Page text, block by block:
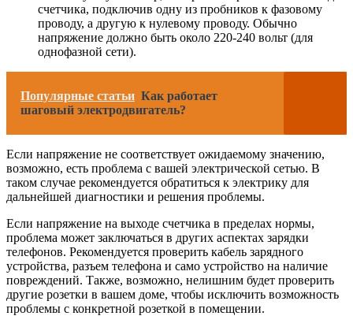
счетчика, подключив одну из пробников к фазовому
проводу, а другую к нулевому проводу. Обычно
напряжение должно быть около 220-240 вольт (для
однофазной сети).
Популярные статьи Как работает
шаговый электродвигатель?
Если напряжение не соответствует ожидаемому значению,
возможно, есть проблема с вашей электрической сетью. В
таком случае рекомендуется обратиться к электрику для
дальнейшей диагностики и решения проблемы.
Если напряжение на выходе счетчика в пределах нормы,
проблема может заключаться в других аспектах зарядки
телефонов. Рекомендуется проверить кабель зарядного
устройства, разъем телефона и само устройство на наличие
повреждений. Также, возможно, нелишним будет проверить
другие розетки в вашем доме, чтобы исключить возможность
проблемы с конкретной розеткой в помещении.